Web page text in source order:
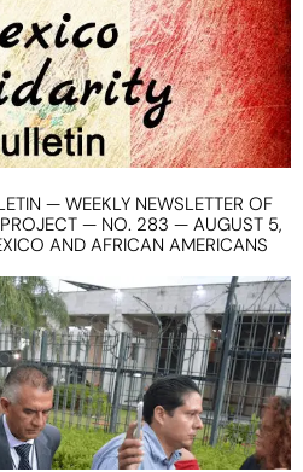
— WEEKLY NEWSLETTER OF
PROJECT — NO. 283 — AUGUST 5,
AND AFRICAN AMERICANS